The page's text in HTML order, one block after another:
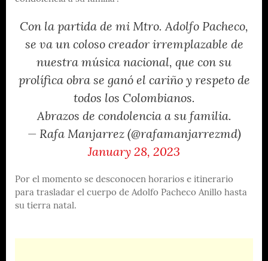
Con la partida de mi Mtro. Adolfo Pacheco,
se va un coloso creador irremplazable de
nuestra música nacional, que con su
prolífica obra se ganó el cariño y respeto de
todos los Colombianos.
Abrazos de condolencia a su familia.
— Rafa Manjarrez (@rafamanjarrezmd)
January 28, 2023
Por el momento se desconocen horarios e itinerario
para trasladar el cuerpo de Adolfo Pacheco Anillo hasta
su tierra natal.